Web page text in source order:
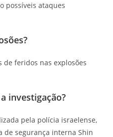
possíveis ataques
de feridos nas explosões
investigação?
pela polícia israelense,
de segurança interna Shin